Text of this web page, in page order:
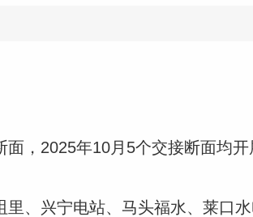
，2025年10月5个交接断面均开
、兴宁电站、马头福水、莱口水